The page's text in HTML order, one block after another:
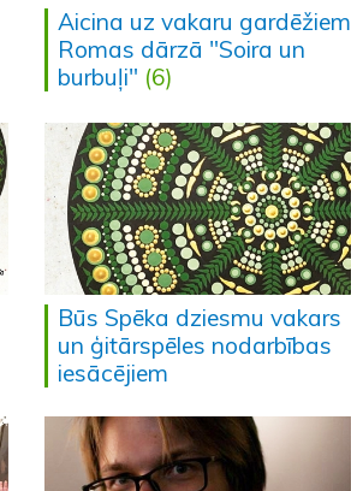
Aicina uz vakaru gardēžiem
Romas dārzā "Soira un
burbuļi" (6)
Būs Spēka dziesmu vakars
un ģitārspēles nodarbības
iesācējiem